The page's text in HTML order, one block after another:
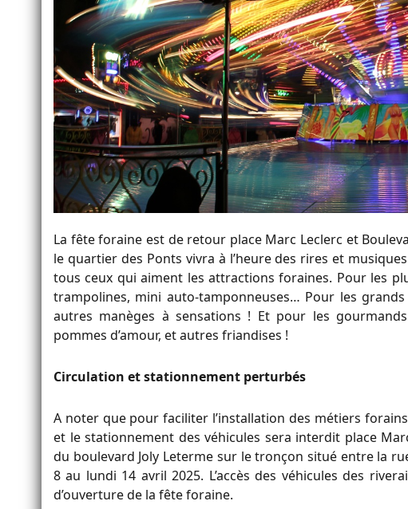
La fête foraine est de retour place Marc Leclerc et
le quartier des Ponts vivra à l’heure des rires et
tous ceux qui aiment les attractions foraines. Pour les
trampolines, mini auto-tamponneuses… Pour les
autres manèges à sensations ! Et pour les
pommes d’amour, et autres friandises !
Circulation et stationnement perturbés
A noter que pour faciliter l’installation des métiers
et le stationnement des véhicules sera interdit place
du boulevard Joly Leterme sur le tronçon situé entre la
8 au lundi 14 avril 2025. L’accès des véhicules des
d’ouverture de la fête foraine.